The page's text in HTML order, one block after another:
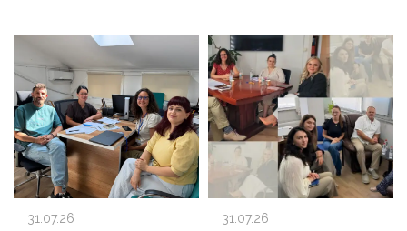
31.07.26 31.07.26